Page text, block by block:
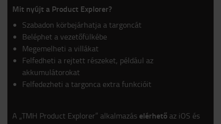
Mit nyújt a Product Explorer?
Szabadon körbejárhatja a targoncát
Beléphet a vezetőfülkébe
Megemelheti a villákat
Felfedheti a rejtett részeket, például az
akkumulátorokat
Felfedezheti a targonca extra funkcióit
A „TMH Product Explorer” alkalmazás elérhető az iOS és